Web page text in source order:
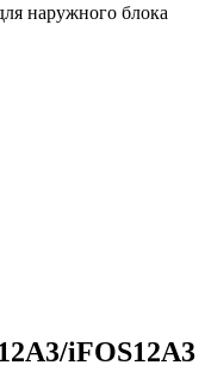
наружного блока
iFOS12A3